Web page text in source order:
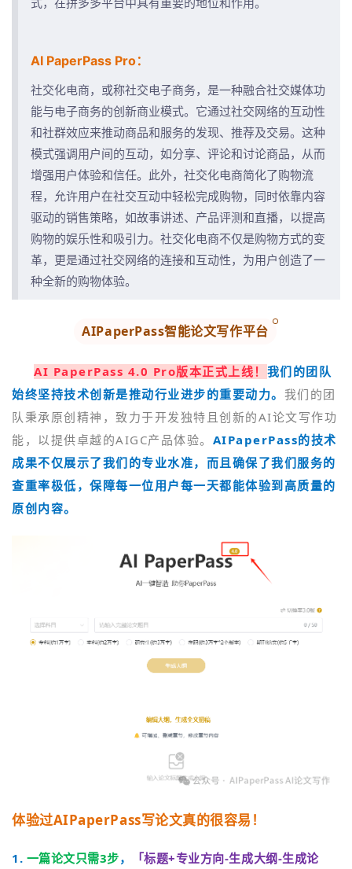
AI PaperPass Pro：
社交化电商，或称社交电子商务，是一种融合社交媒体功
能与电子商务的创新商业模式。它通过社交网络的互动性
和社群效应来推动商品和服务的发现、推荐及交易。这种
模式强调用户间的互动，如分享、评论和讨论商品，从而
增强用户体验和信任。此外，社交化电商简化了购物流
程，允许用户在社交互动中轻松完成购物，同时依靠内容
驱动的销售策略，如故事讲述、产品评测和直播，以提高
购物的娱乐性和吸引力。社交化电商不仅是购物方式的变
革，更是通过社交网络的连接和互动性，为用户创造了一
种全新的购物体验。
AIPaperPass智能论文写作平台
AI PaperPass 4.0 Pro版本正式上线！ 我们的团队
始终坚持技术创新是推动行业进步的重要动力。 我们的团
队秉承原创精神，致力于开发独特且创新的AI论文写作功
能，以提供卓越的AIGC产品体验。 AIPaperPass的技术
成果不仅展示了我们的专业水准，而且确保了我们服务的
查重率极低，保障每一位用户每一天都能体验到高质量的
原创内容。
体验过AIPaperPass写论文真的很容易！
1. 一篇论文只需3步，
「标题+专业方向-生成大纲-生成论